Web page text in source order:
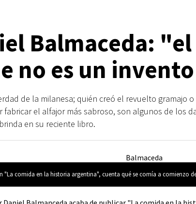
Balmaceda:
no es un
de la milanesa; quién creó el revuelto gramajo
fabricar el alfajor más sabroso, son algunos de los
en su reciente libro.
"La comida en la historia argentina", cuenta qué se comía a comienzo